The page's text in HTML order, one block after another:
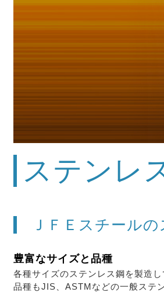
ステン
ＪＦＥスチール
豊富なサイズと品種
各種サイズのステンレス鋼を製造し
品種もJIS、ASTMなどの一般ステ